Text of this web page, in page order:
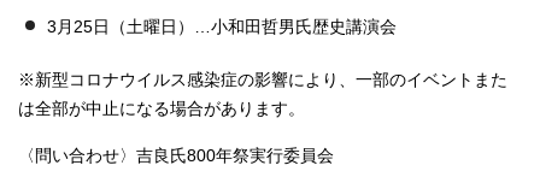
3月25日（土曜日）…小和田哲男氏歴史講演会
※新型コロナウイルス感染症の影響により、一部のイベントまた
は全部が中止になる場合があります。
〈問い合わせ〉吉良氏800年祭実行委員会